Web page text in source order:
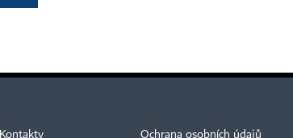
Kontakty Ochrana osobních údajů